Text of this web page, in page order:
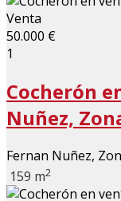
Venta
50.000 €
1
Cocherón
Nuñez,
Fernan Nuñez,
159 m2